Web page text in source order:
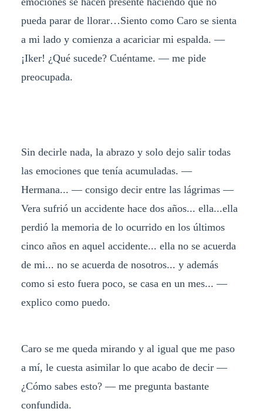
pueda parar de llorar…Siento como Caro se sienta
a mi lado y comienza a acariciar mi espalda. —
¡Iker! ¿Qué sucede? Cuéntame. — me pide
preocupada.
Sin decirle nada, la abrazo y solo dejo salir todas
las emociones que tenía acumuladas. —
Hermana... — consigo decir entre las lágrimas —
Vera sufrió un accidente hace dos años... ella...ella
perdió la memoria de lo ocurrido en los últimos
cinco años en aquel accidente... ella no se acuerda
de mi... no se acuerda de nosotros... y además
como si esto fuera poco, se casa en un mes... —
explico como puedo.
Caro se me queda mirando y al igual que me paso
a mí, le cuesta asimilar lo que acabo de decir —
¿Cómo sabes esto? — me pregunta bastante
confundida.